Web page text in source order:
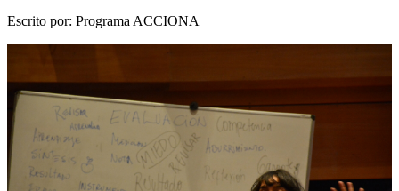
Escrito por: Programa ACCIONA